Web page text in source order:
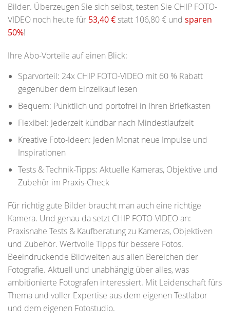
Bilder. Überzeugen Sie sich selbst, testen Sie CHIP FOTO-
VIDEO noch heute für 53,40 €statt 106,80 € und sparen
50%!
Ihre Abo-Vorteile auf einen Blick:
Sparvorteil: 24x CHIP FOTO-VIDEO mit 60 % Rabatt
gegenüber dem Einzelkauf lesen
Bequem: Pünktlich und portofrei in Ihren Briefkasten
Flexibel: Jederzeit kündbar nach Mindestlaufzeit
Kreative Foto-Ideen: Jeden Monat neue Impulse und
Inspirationen
Tests & Technik-Tipps: Aktuelle Kameras, Objektive und
Zubehör im Praxis-Check
Für richtig gute Bilder braucht man auch eine richtige
Kamera. Und genau da setzt CHIP FOTO-VIDEO an:
Praxisnahe Tests & Kaufberatung zu Kameras, Objektiven
und Zubehör. Wertvolle Tipps für bessere Fotos.
Beeindruckende Bildwelten aus allen Bereichen der
Fotografie. Aktuell und unabhängig über alles, was
ambitionierte Fotografen interessiert. Mit Leidenschaft fürs
Thema und voller Expertise aus dem eigenen Testlabor
und dem eigenen Fotostudio.